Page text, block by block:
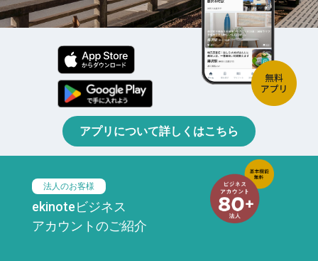
アプリについて詳しくはこちら
法人のお客様
ekinoteビジネス
アカウントのご紹介